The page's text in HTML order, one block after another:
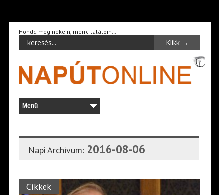
Mondd meg nékem, merre találom…
Napi Archívum: 2016-08-06
Cikkek